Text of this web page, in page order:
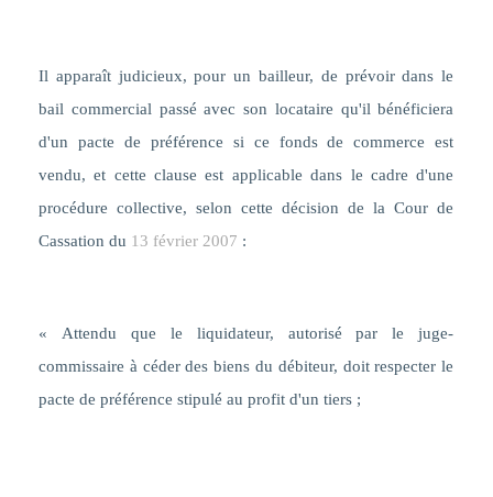
Il apparaît judicieux, pour un bailleur, de prévoir dans le
bail commercial passé avec son locataire qu'il bénéficiera
d'un pacte de préférence si ce fonds de commerce est
vendu, et cette clause est applicable dans le cadre d'une
procédure collective, selon cette décision de la Cour de
Cassation du 13 février 2007 :
« Attendu que le liquidateur, autorisé par le juge-
commissaire à céder des biens du débiteur, doit respecter le
pacte de préférence stipulé au profit d'un tiers;